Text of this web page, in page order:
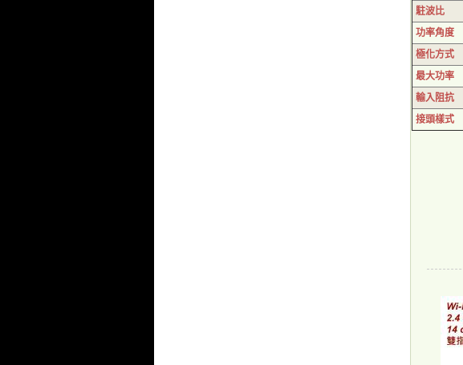
駐波比
功率角度
極化方式
最大功率
輸入阻抗
接頭樣式